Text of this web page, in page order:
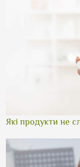
Які продукти не